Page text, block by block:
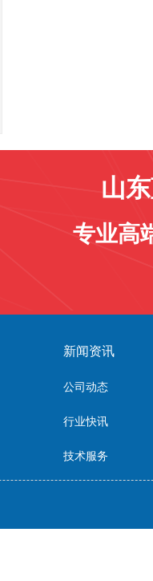
山
专业高
新闻资讯
公司动态
行业快讯
技术服务